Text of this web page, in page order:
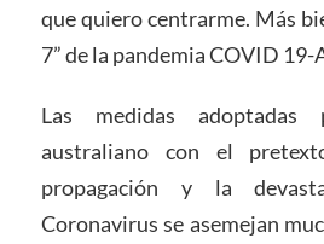
que quiero centrarme. Más
7” de la pandemia COVID
Las medidas
australiano con el
propagación y la
Coronavirus se asemejan